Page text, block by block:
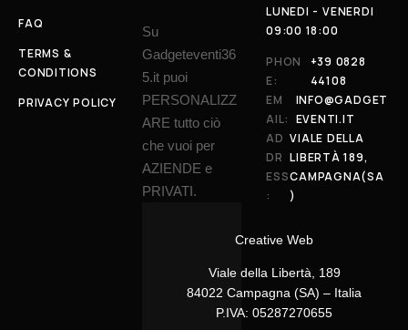
FAQ
TERMS &
CONDITIONS
PRIVACY POLICY
Su
Gadgeteventi36
5.it puoi
PERSONALIZZ
ARE tutto ciò
che vuoi per
AZIENDE e
PRIVATI.
Creative Web
Viale della Libertà, 189
84022 Campagna (SA) – Italia
P.IVA: 05287270655
LUNEDI - VENERDI
09:00 18:00
PHON
E:
+39 0828
44108
EM
AIL:
INFO@GADGET
EVENTI.IT
AD
DR
ESS
:
VIALE DELLA
LIBERTÀ 189,
CAMPAGNA(SA
)